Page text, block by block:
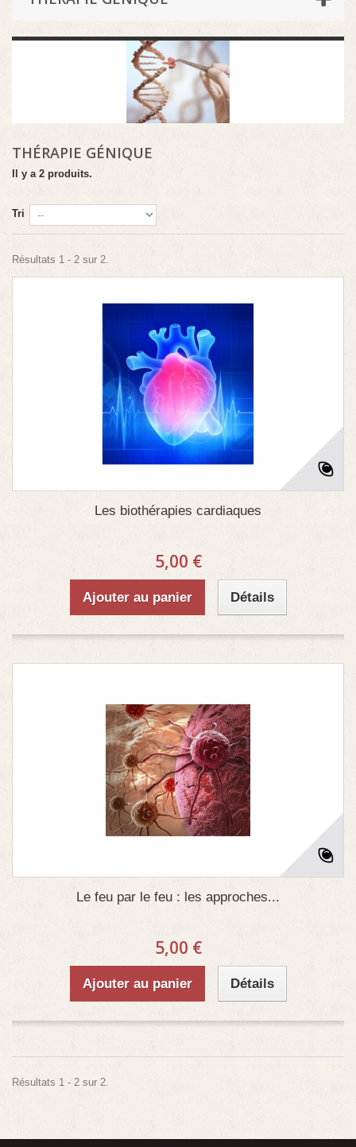
THÉRAPIE GÉNIQUE
Il y a 2 produits.
Tri
Résultats 1 - 2 sur 2.
Les biothérapies cardiaques
5,00 €
Ajouter au panier Détails
Le feu par le feu : les approches...
5,00 €
Ajouter au panier Détails
Résultats 1 - 2 sur 2.